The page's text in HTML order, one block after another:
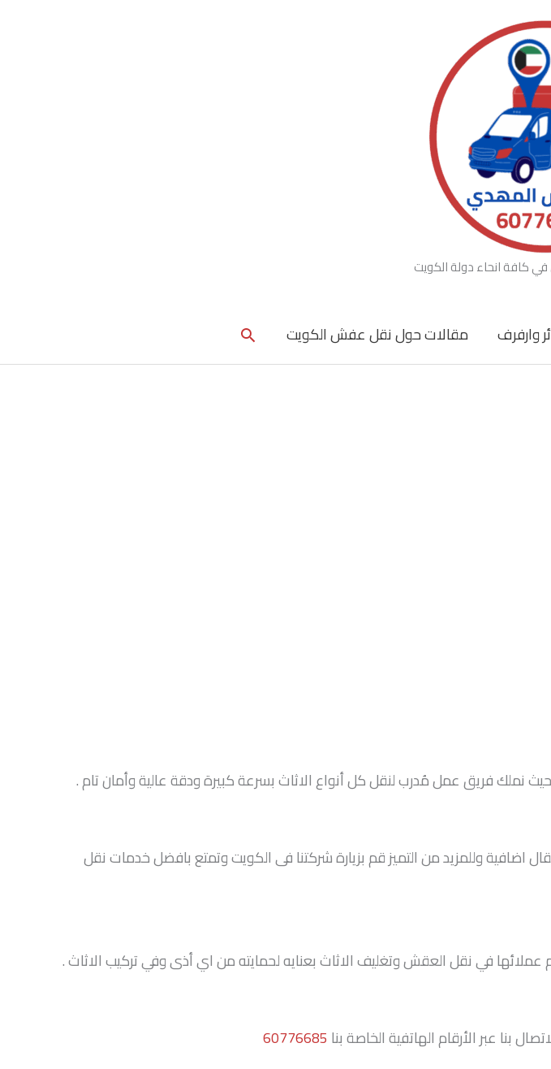
انحاء دولة الكويت
وارفرف مقالات حول نقل عفش الكويت البحث
نملك فريق عمل مُدرب لنقل كل أنواع الاثاث بسرعة كبيرة ودقة عالية وأمان تام .
اضافية وللمزيد من التميز قم بزيارة شركتنا فى الكويت وتمتع بافضل خدمات نقل
عملائها في نقل العقش وتغليف الاثاث بعنايه لحمايته من اي أذى وفي تركيب الاثاث .
عبر الأرقام الهاتفية الخاصة بنا 60776685